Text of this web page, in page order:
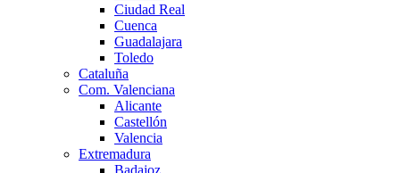
Ciudad Real
Cuenca
Guadalajara
Toledo
Cataluña
Com. Valenciana
Alicante
Castellón
Valencia
Extremadura
Badajoz